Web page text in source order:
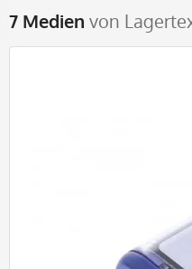
7 Medien von